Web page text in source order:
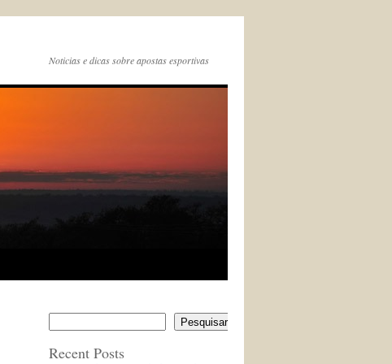
Noticias e dicas sobre apostas esportivas
Pesquisar
Recent Posts